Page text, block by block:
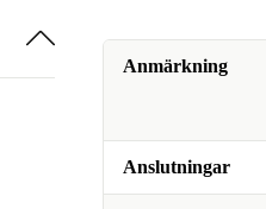
Anmärkning
Anslutningar